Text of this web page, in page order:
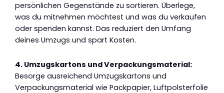
persönlichen Gegenstände zu sortieren. Überlege,
was du mitnehmen möchtest und was du verkaufen
oder spenden kannst. Das reduziert den Umfang
deines Umzugs und spart Kosten.
4. Umzugskartons und Verpackungsmaterial:
Besorge ausreichend Umzugskartons und
Verpackungsmaterial wie Packpapier, Luftpolsterfolie